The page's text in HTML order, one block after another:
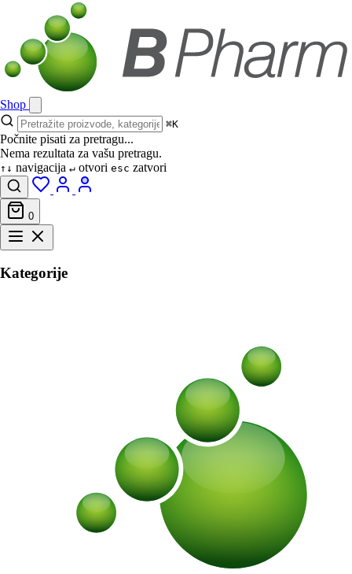
Shop
⌘K
Počnite pisati za pretragu...
Nema rezultata za vašu pretragu.
↑↓ navigacija ↵ otvori esc zatvori
0
Kategorije